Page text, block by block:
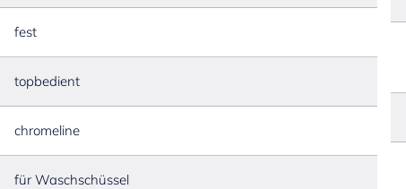
fest
topbedient
chromeline
für Waschschüssel